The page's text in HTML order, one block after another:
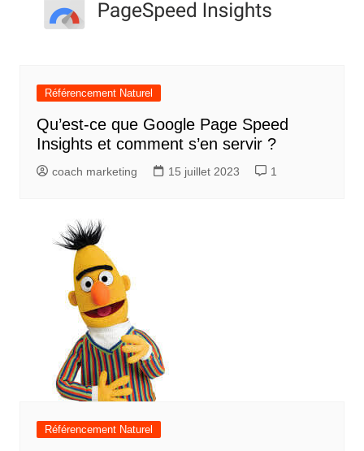
Référencement Naturel
Qu’est-ce que Google Page Speed
Insights et comment s’en servir ?
coach marketing 15 juillet 2023 1
Référencement Naturel